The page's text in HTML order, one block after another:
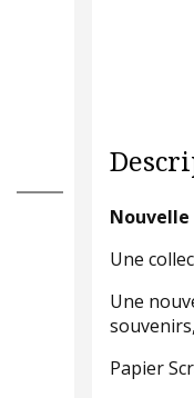
Nouvelle
Une
Une
Papier